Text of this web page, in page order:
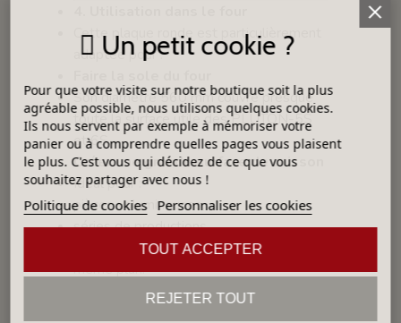
Cette plaque ronde est particulièrement
adaptée pour :
Son diamètre 560 mm couvre presque
toute la surface utile des PLUTON-5S
et 6S.
Créer une grande surface de cuisson
Idéal pour :
pièces volumineuses,
séries de productions,
cuisson de plusieurs éléments sur un
même plan.
Usage en haute température
Un petit cookie ?
Pour que votre visite sur notre boutique soit la plus
agréable possible, nous utilisons quelques cookies.
Ils nous servent par exemple à mémoriser votre
panier ou à comprendre quelles pages vous plaisent
le plus. C'est vous qui décidez de ce que vous
souhaitez partager avec nous !
Politique de cookies Personnaliser les cookies
REJETER TOUT
TOUT ACCEPTER